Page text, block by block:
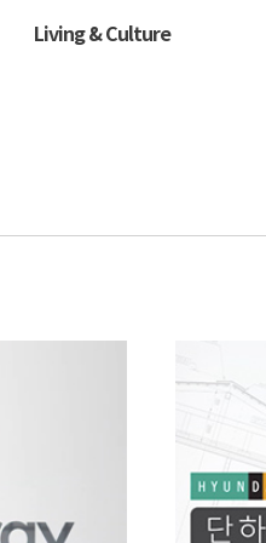
Living & Culture